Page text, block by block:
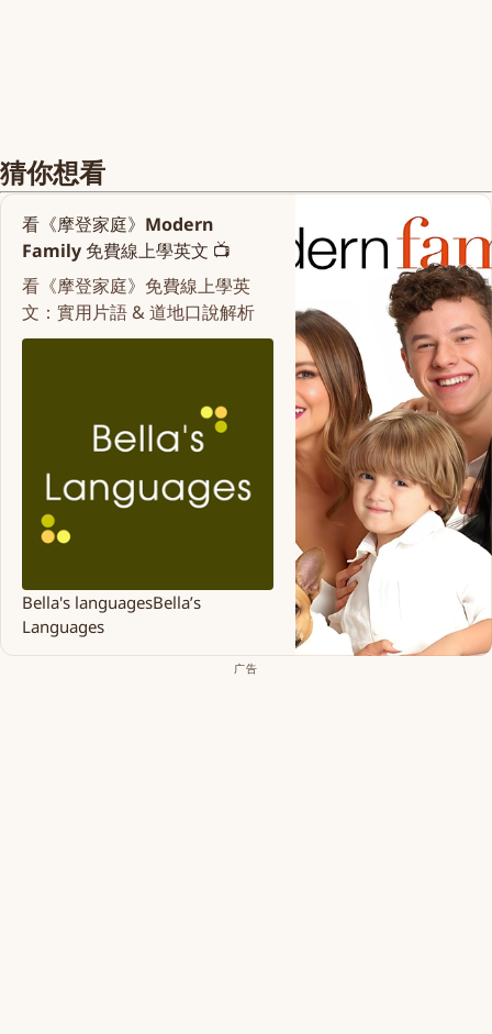
猜你想看
看《摩登家庭》Modern
Family 免費線上學英文 📺
看《摩登家庭》免費線上學英
文：實用片語 & 道地口說解析
Bella's languagesBella’s
Languages
广告